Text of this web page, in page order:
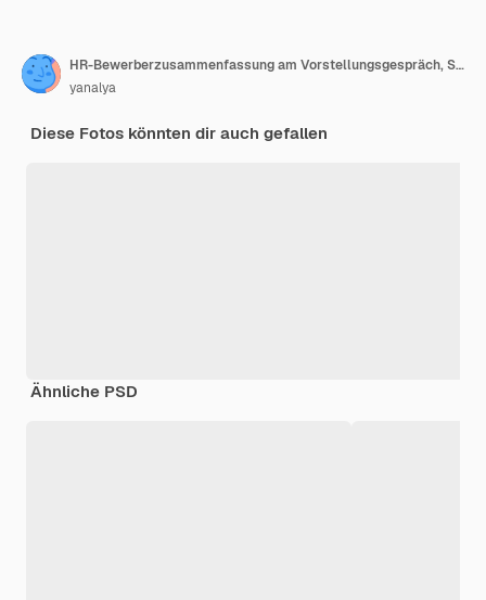
HR-Bewerberzusammenfassung am Vorstellungsgespräch, Spitzennahaufnahmeansicht
yanalya
Diese Fotos könnten dir auch gefallen
Ähnliche PSD